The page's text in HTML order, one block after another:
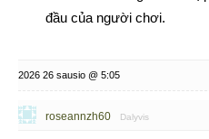
đầu của người chơi.
2026 26 sausio @ 5:05
roseannzh60 Dalyvis